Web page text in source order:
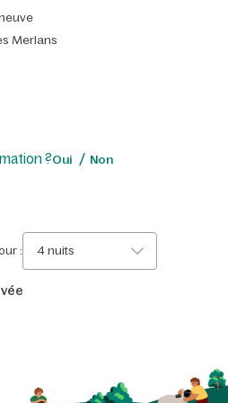
Merlans
?Oui Non
: 4 nuits